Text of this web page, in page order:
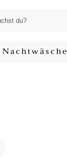
Nachtwäsche